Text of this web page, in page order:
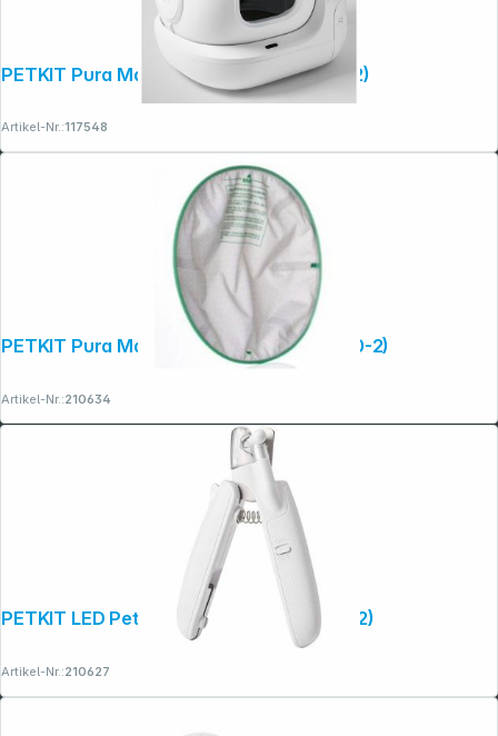
PETKIT Pura Max 2 Cat Litter Box (P9902)
Artikel-Nr.:117548
PETKIT Pura Max 2 Cat Litter Mat (P9220-2)
Artikel-Nr.:210634
PETKIT LED Pet Nail Clipper PRO (PK2302)
Artikel-Nr.:210627